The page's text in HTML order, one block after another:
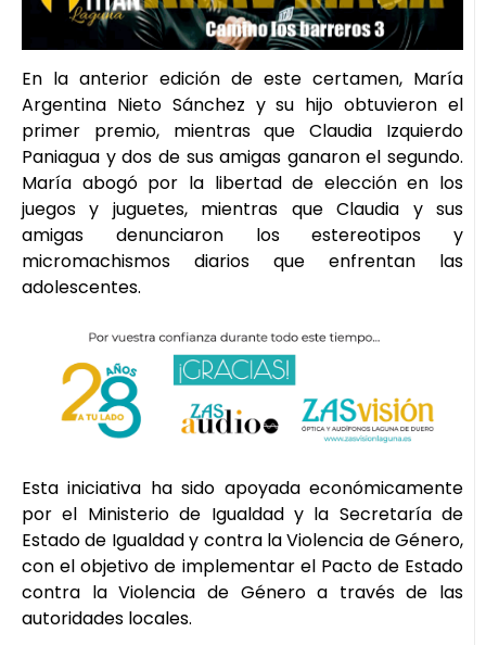
En la anterior edición de este certamen, María
Argentina Nieto Sánchez y su hijo obtuvieron el
primer premio, mientras que Claudia Izquierdo
Paniagua y dos de sus amigas ganaron el segundo.
María abogó por la libertad de elección en los
juegos y juguetes, mientras que Claudia y sus
amigas denunciaron los estereotipos y
micromachismos diarios que enfrentan las
adolescentes.
Esta iniciativa ha sido apoyada económicamente
por el Ministerio de Igualdad y la Secretaría de
Estado de Igualdad y contra la Violencia de Género,
con el objetivo de implementar el Pacto de Estado
contra la Violencia de Género a través de las
autoridades locales.